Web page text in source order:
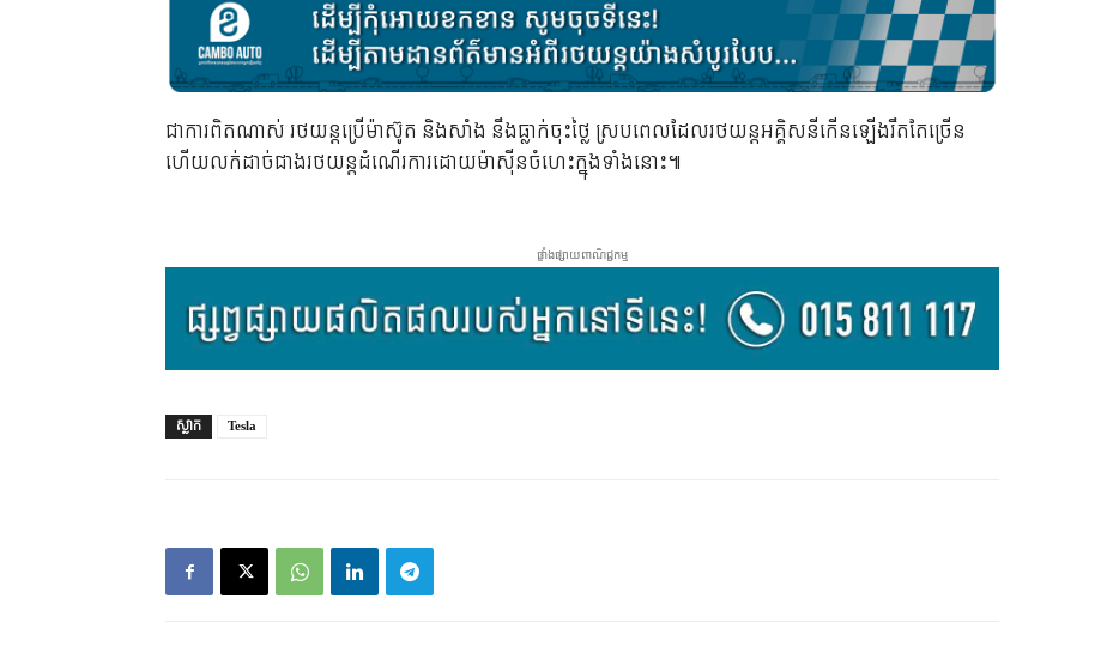
ជាការពិតណាស់ រថយន្តប្រើម៉ាស៊ូត និងសាំង នឹងធ្លាក់ចុះថ្លៃ ស្របពេលដែលរថយន្តអគ្គិសនីកើនឡើងរឹតតែច្រើន
ហើយលក់ដាច់ជាងរថយន្តដំណើរការដោយម៉ាស៊ីនចំហេះក្នុងទាំងនោះ៕
ផ្ទាំងផ្សាយពាណិជ្ជកម្ម
ស្លាក Tesla